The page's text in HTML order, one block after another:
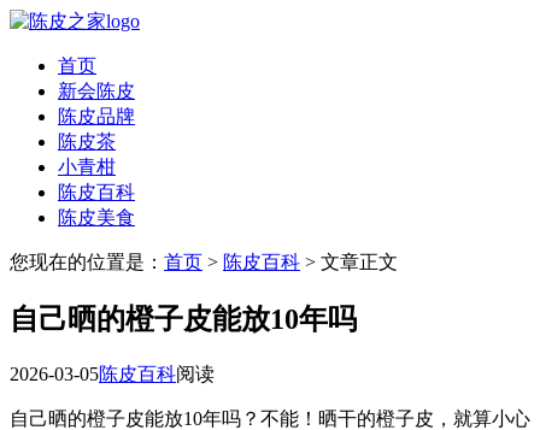
首页
新会陈皮
陈皮品牌
陈皮茶
小青柑
陈皮百科
陈皮美食
您现在的位置是： 首页 > 陈皮百科 > 文章正文
自己晒的橙子皮能放10年吗
2026-03-05陈皮百科阅读
自己晒的橙子皮能放10年吗？不能！晒干的橙子皮，就算小心